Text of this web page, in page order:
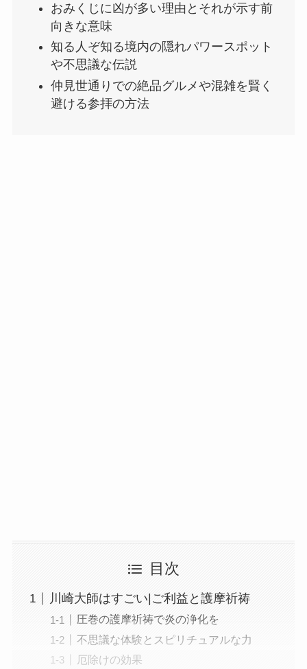
おみくじに凶が多い理由とそれが示す前
向きな意味
知る人ぞ知る境内の隠れパワースポット
や不思議な伝説
仲見世通りでの絶品グルメや混雑を賢く
避ける参拝の方法
目次
川崎大師はすごい|ご利益と護摩祈祷
圧巻の護摩祈祷で炎の浄化を
不思議な体験とスピリチュアルな力
厄除けの効果